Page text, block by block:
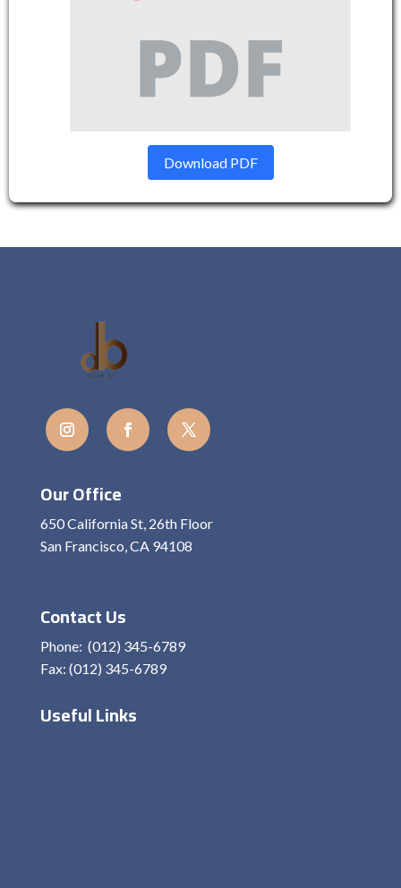
Download PDF
Our Office
650 California St, 26th Floor
San Francisco, CA 94108
Contact Us
Phone: (012) 345-6789
Fax: (012) 345-6789
Useful Links